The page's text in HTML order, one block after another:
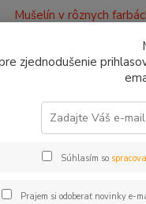
Mušelín v rôznych
Úplet a teplákovina
zjednodušenie
Súhlasím so
Prajem si odoberať novinky e-